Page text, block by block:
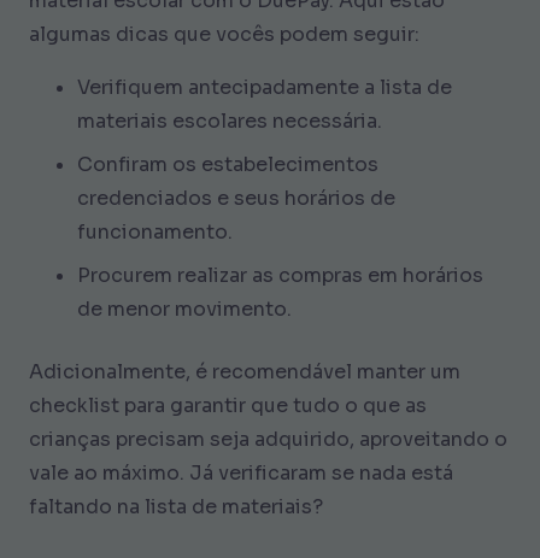
algumas dicas que vocês podem seguir:
Verifiquem antecipadamente a lista de
materiais escolares necessária.
Confiram os estabelecimentos
credenciados e seus horários de
funcionamento.
Procurem realizar as compras em horários
de menor movimento.
Adicionalmente, é recomendável manter um
checklist para garantir que tudo o que as
crianças precisam seja adquirido, aproveitando o
vale ao máximo. Já verificaram se nada está
faltando na lista de materiais?